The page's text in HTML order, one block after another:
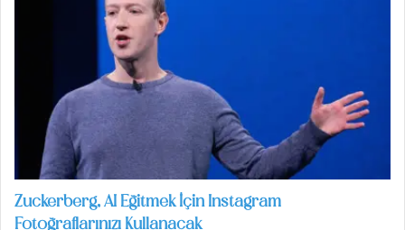
Zuckerberg, AI Eğitmek İçin Instagram
Fotoğraflarınızı Kullanacak